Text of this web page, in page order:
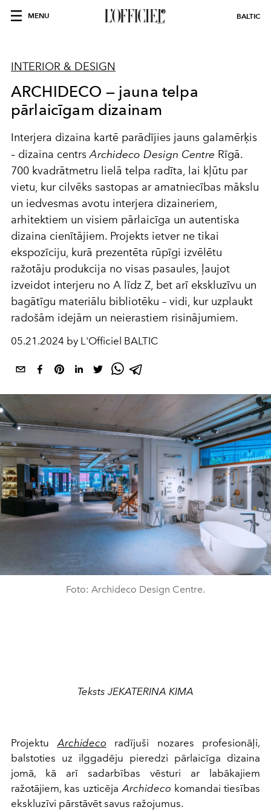
MENU BALTIC
INTERIOR & DESIGN
ARCHIDECO — jauna telpa
pārlaicīgam dizainam
Interjera dizaina kartē parādījies jauns galamērķis
– dizaina centrsArchideco Design Centre Rīgā.
700 kvadrātmetru lielā telpa radīta, lai kļūtu par
vietu, kur cilvēks sastopas ar amatniecības mākslu
un iedvesmas avotu interjera dizaineriem,
arhitektiem un visiem pārlaicīga un autentiska
dizaina cienītājiem. Projekts ietver ne tikai
ekspozīciju, kurā prezentēta rūpīgi izvēlētu
ražotāju produkcija no visas pasaules, ļaujot
izveidot interjeru no A līdz Z, bet arī ekskluzīvu un
bagātīgu materiālu bibliotēku – vidi, kur uzplaukt
radošām idejām un neierastiem risinājumiem.
05.21.2024 by L'Officiel BALTIC
Foto: Archideco Design Centre.
Teksts JEKATERINA KIMA
Projektu Archideco radījuši nozares profesionāļi,
balstoties uz ilggadēju pieredzi pārlaicīga dizaina
jomā, kā arī sadarbības vēsturi ar labākajiem
ražotājiem, kas uzticēja Archideco komandai tiesības
ekskluzīvi pārstāvēt savus ražojumus.